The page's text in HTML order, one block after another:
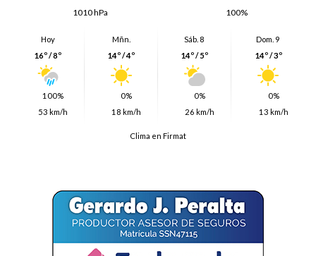
1010 hPa
100%
Hoy
16º / 8º
100%
53 km/h
Mñn.
14º / 4º
0%
18 km/h
Sáb. 8
14º / 5º
0%
26 km/h
Dom. 9
14º / 3º
0%
13 km/h
Clima en Firmat